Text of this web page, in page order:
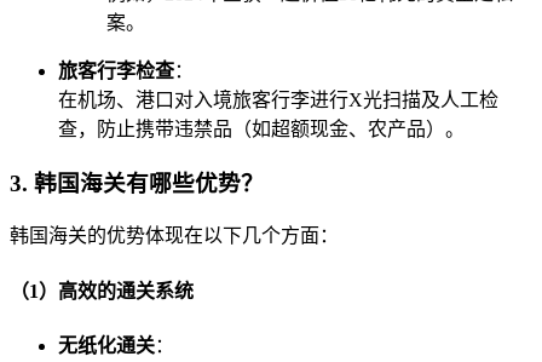
案。
旅客行李检查：
在机场、港口对入境旅客行李进行X光扫描及人工检
查，防止携带违禁品（如超额现金、农产品）。
3. 韩国海关有哪些优势？
韩国海关的优势体现在以下几个方面：
（1）高效的通关系统
无纸化通关：